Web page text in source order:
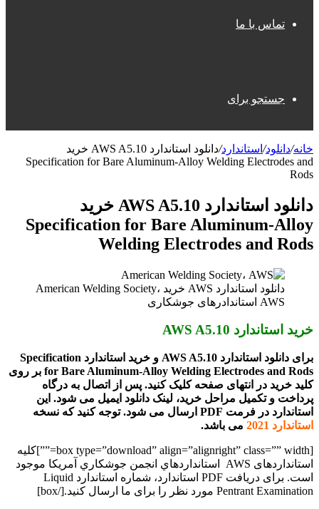
تماس با ما
جستجو برای
خانه/دانلود/ استاندارد/
دانلود استاندارد AWS A5.10 خرید
Specification for Bare Aluminum-Alloy Welding Electrodes and
Rods
دانلود استاندارد AWS A5.10 خرید
Specification for Bare Aluminum-Alloy
Welding Electrodes and Rods
دانلود استاندارد AWS خرید American Welding Society،
AWS استاندادرهای جوشکاری
خرید استاندارد AWS A5.10
برای دانلود استاندارد AWS A5.10 و خرید استاندارد Specification
for Bare Aluminum-Alloy Welding Electrodes and Rods بر روی
کلید خرید در انتهای صفحه کلیک کنید. پس از اتصال به درگاه
پرداخت و تکمیل مراحل خرید، لینک دانلود ایمیل می شود. این
استاندارد در فرمت PDF ارسال می شود. توجه کنید که نسخه
استاندارد 2021
می باشد.
[box type=”download” align=”alignright” class=”” width=””]کلیه
استانداردهای AWS استانداردهاي انجمن جوشکاري آمريکا موجود
است. برای دریافت PDF استاندارد، شماره استاندارد Liquid
Pentrant Examination مورد نظر را برای ما ارسال کنید.[/box]